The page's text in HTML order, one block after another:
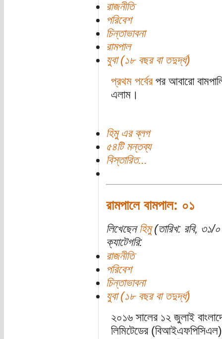
রাজনীতি
পরিবেশ
চিন্তাভাবনা
রামপাল
যুবা (১৮ বছর বা তদুর্দ্ধ)
প্রথম পর্বেরপর আবারো
এলাম।
হিমু এর ব্লগ
৫৪টি মন্তব্য
বিস্তারিত...
রামপালে বামপাল: ০১
লিখেছেনহিমু(তারিখ: রবি, ৩১/
ক্যাটেগরি:
রাজনীতি
পরিবেশ
চিন্তাভাবনা
যুবা (১৮ বছর বা তদুর্দ্ধ)
২০১৬ সালের ১২ জুলাই
লিমিটেডের (বিআইএফপিসিএল)